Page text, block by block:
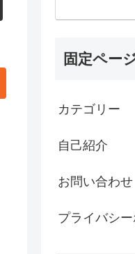
固定ペー
カテゴリー
自己紹介
お問い合わせ
プライバシ